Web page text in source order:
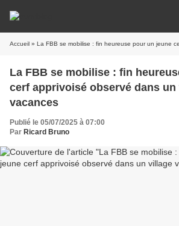
Accueil » La FBB se mobilise : fin heureuse pour un jeune cerf
La FBB se mobilise : fin
cerf apprivoisé observé dans un
vacances
Publié le 05/07/2025 à 07:00
Par Ricard Bruno